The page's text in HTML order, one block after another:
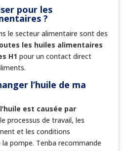
pour les
?
le secteur alimentaire sont des
les huiles alimentaires
H1 pour un contact direct
l’huile de ma
est causée par
processus de travail, les
et les conditions
pompe. Tenba recommande